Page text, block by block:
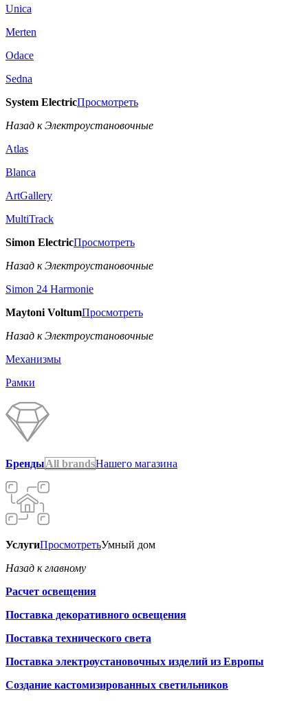
Unica
Merten
Odace
Sedna
System ElectricПросмотреть
Назад к Электроустановочные
Atlas
Blanca
ArtGallery
MultiTrack
Simon ElectricПросмотреть
Назад к Электроустановочные
Simon 24 Harmonie
Maytoni VoltumПросмотреть
Назад к Электроустановочные
Механизмы
Рамки
БрендыAll brandsНашего магазина
УслугиПросмотретьУмный дом
Назад к главному
Расчет освещения
Поставка декоративного освещения
Поставка технического света
Поставка электроустановочных изделий из Европы
Создание кастомизированных светильников